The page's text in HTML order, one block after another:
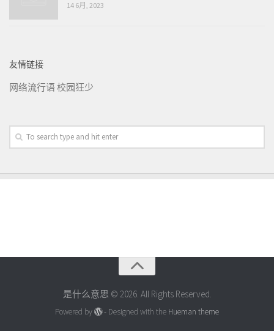
14 6月, 2023
友情链接
网络流行语校园狂少
是什么意思 © 2026. All Rights Reserved.
Powered by - Designed with the Hueman theme